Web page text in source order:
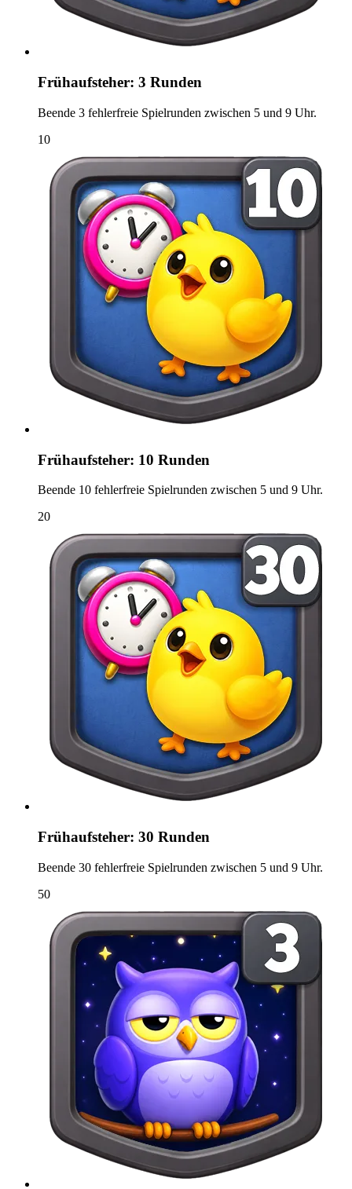
Frühaufsteher: 3 Runden
Beende 3 fehlerfreie Spielrunden zwischen 5 und 9 Uhr.
10
Frühaufsteher: 10 Runden
Beende 10 fehlerfreie Spielrunden zwischen 5 und 9 Uhr.
20
Frühaufsteher: 30 Runden
Beende 30 fehlerfreie Spielrunden zwischen 5 und 9 Uhr.
50